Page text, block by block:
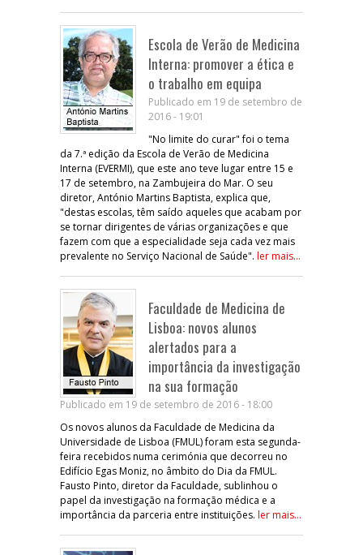
Escola de Verão de Medicina
Interna: promover a ética e
o trabalho em equipa
Publicado em 19 de setembro de
2016 - 19:01
"No limite do curar" foi o tema
da 7.ª edição da Escola de Verão de Medicina
Interna (EVERMI), que este ano teve lugar entre 15 e
17 de setembro, na Zambujeira do Mar. O seu
diretor, António Martins Baptista, explica que,
"destas escolas, têm saído aqueles que acabam por
se tornar dirigentes de várias organizações e que
fazem com que a especialidade seja cada vez mais
prevalente no Serviço Nacional de Saúde". ler mais...
Faculdade de Medicina de
Lisboa: novos alunos
alertados para a
importância da investigação
na sua formação
Publicado em 19 de setembro de 2016 - 18:00
Os novos alunos da Faculdade de Medicina da
Universidade de Lisboa (FMUL) foram esta segunda-
feira recebidos numa cerimónia que decorreu no
Edifício Egas Moniz, no âmbito do Dia da FMUL.
Fausto Pinto, diretor da Faculdade, sublinhou o
papel da investigação na formação médica e a
importância da parceria entre instituições. ler mais...